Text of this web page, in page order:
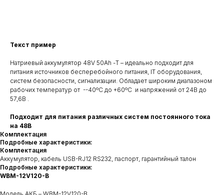
Текст пример
Натриевый аккумулятор 48V 50Ah -Т – идеально подходит для
питания источников бесперебойного питания, IT оборудования,
систем безопасности, сигнализации. Обладает широким диапазоном
рабочих температур от --40ºС до +60ºС и напряжений от 24В до
57,6В .
Подходит для питания различных систем постоянного тока
на 48В
Комплектация
Подробные характеристики:
Комплектация
Аккумулятор, кабель USB-RJ12 RS232, паспорт, гарантийный талон
Подробные характеристики:
WBM-12V120-B